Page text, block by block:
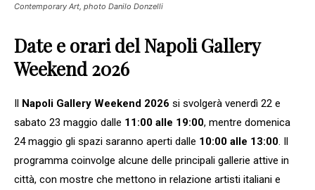
Contemporary Art, photo Danilo Donzelli
Date e orari del Napoli Gallery
Weekend 2026
Il Napoli Gallery Weekend 2026 si svolgerà venerdì 22 e
sabato 23 maggio dalle 11:00 alle 19:00, mentre domenica
24 maggio gli spazi saranno aperti dalle 10:00 alle 13:00. Il
programma coinvolge alcune delle principali gallerie attive in
città, con mostre che mettono in relazione artisti italiani e